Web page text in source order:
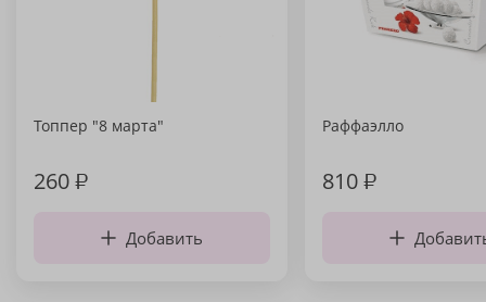
Топпер "8 марта"
260₽
Добавить
Раффаэлло
810₽